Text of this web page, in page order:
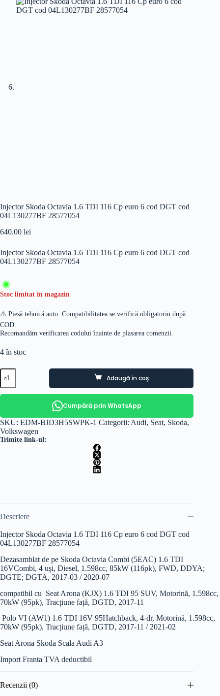
Injector Skoda Octavia 1.6 TDI 116 Cp euro 6 cod DGT cod
04L130277BF 28577054
640.00 lei
Injector Skoda Octavia 1.6 TDI 116 Cp euro 6 cod DGT cod
04L130277BF 28577054
Stoc limitat în magazin
⚠️ Piesă tehnică auto. Compatibilitatea se verifică obligatoriu după
COD.
Recomandăm verificarea codului înainte de plasarea comenzii.
4 în stoc
Cantitate
Injector
Skoda
Octavia
116
Cp
euro
Adaugă în coș
Cumpără prin WhatsApp
SKU: EDM-BJD3H5SWPK-1 Categorii: Audi, Seat, Skoda,
Volkswagen
Trimite link-ul:
Descriere
Injector Skoda Octavia 1.6 TDI 116 Cp euro 6 cod DGT cod
04L130277BF 28577054
Dezasamblat de pe Skoda Octavia Combi (5EAC) 1.6 TDI
16VCombi, 4 uși, Diesel, 1.598cc, 85kW (116pk), FWD, DDYA;
DGTE; DGTA, 2017-03 / 2020-07
compatibil cu Seat Arona (KJX) 1.6 TDI 95 SUV, Motorină, 1.598cc,
70kW (95pk), Tracțiune față, DGTD, 2017-11
Polo VI (AW1) 1.6 TDI 16V 95Hatchback, 4-dr, Motorină, 1.598cc,
70kW (95pk), Tracțiune față, DGTD, 2017-11 / 2021-02
Seat Arona Skoda Scala Audi A3
Import Franta TVA deductibil
Recenzii (0)